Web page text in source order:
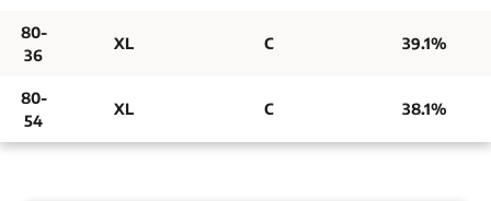
80-
36
XL C 39.1%
80-
54
XL C 38.1%